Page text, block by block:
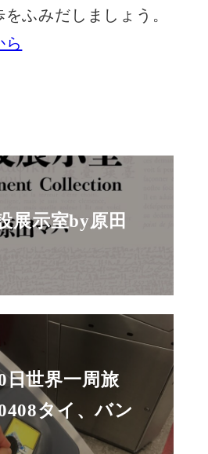
ふみだしましょう。
ら
展示室by原田
日世界一周旅
タイ、バン